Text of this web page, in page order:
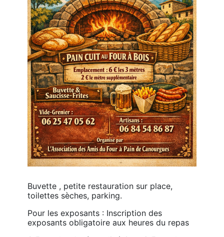
Buvette , petite restauration sur place,
toilettes sèches, parking.
Pour les exposants : Inscription des
exposants obligatoire aux heures du repas